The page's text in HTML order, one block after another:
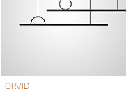
TORVID